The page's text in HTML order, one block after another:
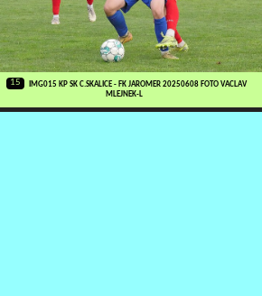
15
IMG015 KP SK C.SKALICE - FK JAROMER 20250608 FOTO VACLAV
MLEJNEK-L